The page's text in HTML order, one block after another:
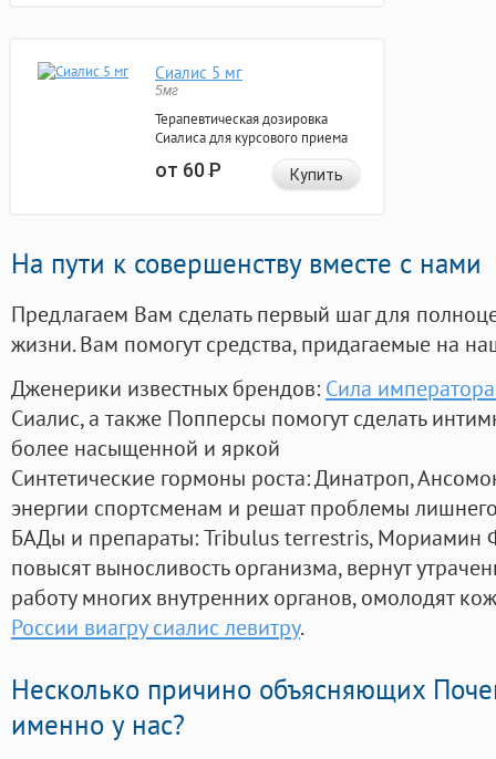
Сиалис 5 мг
5мг
Терапевтическая дозировка
Сиалиса для курсового приема
от 60Р Купить
На пути к совершенству вместе с нами
Предлагаем Вам сделать первый шаг для
жизни. Вам помогут средства, придагаемые на
Дженерики известных брендов: Сила
Сиалис, а также Попперсы помогут сделать
более насыщенной и яркой
Синтетические гормоны роста: Динатроп,
энергии спортсменам и решат проблемы
БАДы и препараты:Tribulus terrestris, Мориамин
повысят выносливость организма, вернут
работу многих внутренних органов, омолодят
России виагру сиалис левитру.
Несколько причино объясняющих
именно у нас?